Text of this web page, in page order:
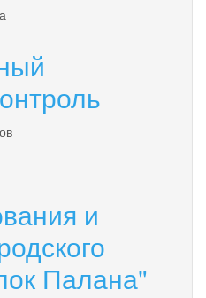
и
Палана"